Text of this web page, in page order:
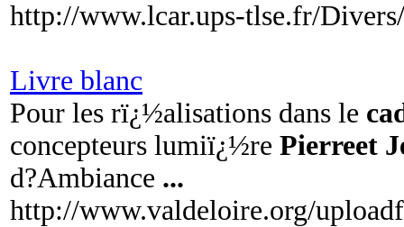
http://www.lcar.ups-tlse.fr/
Livre blanc
Pour les rï¿½alisations dans le
concepteurs lumiï¿½re Pierreet
d?Ambiance ...
http://www.valdeloire.org/